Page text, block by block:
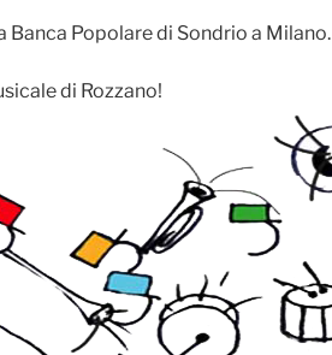
Banca Popolare di Sondrio a Milano.
di Rozzano!